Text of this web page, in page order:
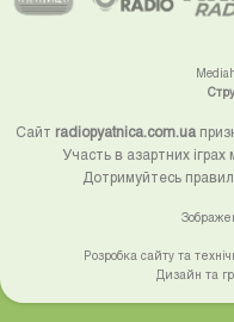
Сайт radiopyatnica.com.ua
Участь в азартних
Дотримуйтесь правил
Розробка сайту та
Дизайн та